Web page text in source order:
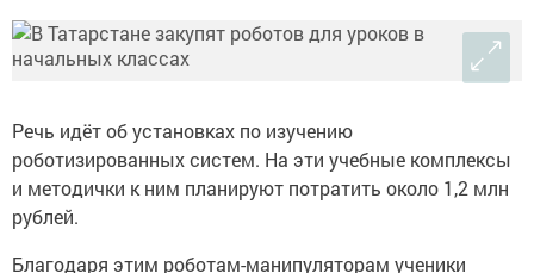
Речь идёт об установках по изучению
роботизированных систем. На эти учебные комплексы
и методички к ним планируют потратить около 1,2 млн
рублей.
Благодаря этим роботам-манипуляторам ученики